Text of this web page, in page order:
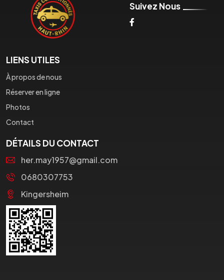
Suivez Nous
LIENS UTILES
À propos de nous
Réserver en ligne
Photos
Contact
DÉTAILS DU CONTACT
her.may1957@gmail.com
0680307753
Kingersheim